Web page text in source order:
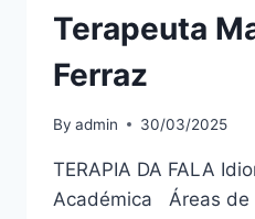
Terapeuta
Ferraz
By admin 30/03/2025
TERAPIA DA FALA
Académica Áreas de